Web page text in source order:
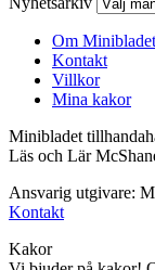
Om Minibladet
Kontakt
Villkor
Mina kakor
Minibladet
Läs och Lär
Ansvarig utgivare:
Kontakt
Kakor